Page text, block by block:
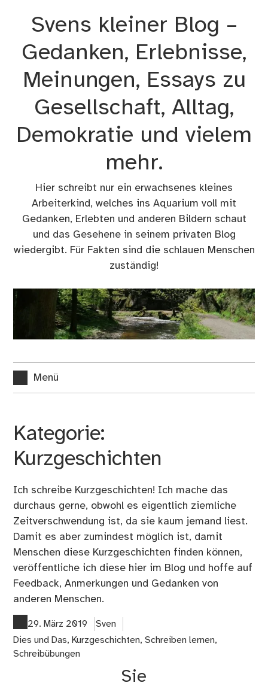
Svens kleiner Blog –
Gedanken, Erlebnisse,
Meinungen, Essays zu
Gesellschaft, Alltag,
Demokratie und vielem
mehr.
Hier schreibt nur ein erwachsenes kleines
Arbeiterkind, welches ins Aquarium voll mit
Gedanken, Erlebten und anderen Bildern schaut
und das Gesehene in seinem privaten Blog
wiedergibt. Für Fakten sind die schlauen Menschen
zuständig!
Menü
Kategorie:
Kurzgeschichten
Ich schreibe Kurzgeschichten! Ich mache das
durchaus gerne, obwohl es eigentlich ziemliche
Zeitverschwendung ist, da sie kaum jemand liest.
Damit es aber zumindest möglich ist, damit
Menschen diese Kurzgeschichten finden können,
veröffentliche ich diese hier im Blog und hoffe auf
Feedback, Anmerkungen und Gedanken von
anderen Menschen.
29. März 2019
Sven
Dies und Das, Kurzgeschichten,Schreiben lernen,
Schreibübungen
Sie